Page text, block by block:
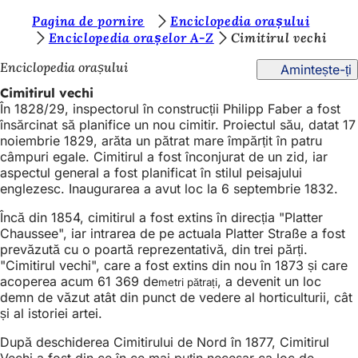
Salt la conținut
n
t
e
ț
i
a
i
c
i
:
Pagina de pornire
Enciclopedia orașului
Enciclopedia orașelor A-Z
Cimitirul vechi
Enciclopedia orașului
Amintește-ți
Cimitirul vechi
În 1828/29, inspectorul în construcții Philipp Faber a fost
însărcinat să planifice un nou cimitir. Proiectul său, datat 17
noiembrie 1829, arăta un pătrat mare împărțit în patru
câmpuri egale. Cimitirul a fost înconjurat de un zid, iar
aspectul general a fost planificat în stilul peisajului
englezesc. Inaugurarea a avut loc la 6 septembrie 1832.
Încă din 1854, cimitirul a fost extins în direcția "Platter
Chaussee", iar intrarea de pe actuala Platter Straße a fost
prevăzută cu o poartă reprezentativă, din trei părți.
"Cimitirul vechi", care a fost extins din nou în 1873 și care
acoperea acum 61 369 demetri pătrați, a devenit un loc
demn de văzut atât din punct de vedere al horticulturii, cât
și al istoriei artei.
După deschiderea Cimitirului de Nord în 1877, Cimitirul